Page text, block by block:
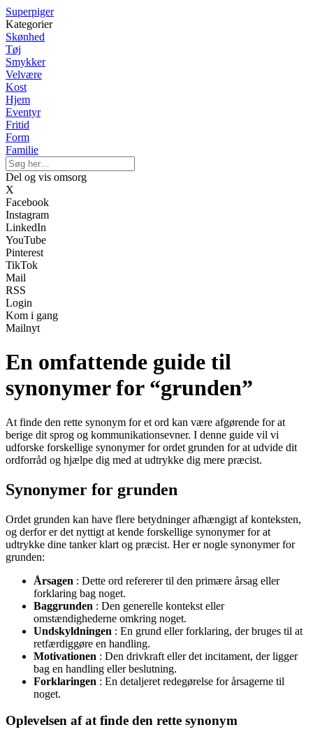
Superpiger
Kategorier
Skønhed
Tøj
Smykker
Velvære
Kost
Hjem
Eventyr
Fritid
Form
Familie
Del og vis omsorg
X
Facebook
Instagram
LinkedIn
YouTube
Pinterest
TikTok
Mail
RSS
Login
Kom i gang
Mailnyt
En omfattende guide til
synonymer for “grunden”
At finde den rette synonym for et ord kan være afgørende for at
berige dit sprog og kommunikationsevner. I denne guide vil vi
udforske forskellige synonymer for ordet grunden for at udvide dit
ordforråd og hjælpe dig med at udtrykke dig mere præcist.
Synonymer for grunden
Ordet grunden kan have flere betydninger afhængigt af konteksten,
og derfor er det nyttigt at kende forskellige synonymer for at
udtrykke dine tanker klart og præcist. Her er nogle synonymer for
grunden:
Årsagen : Dette ord refererer til den primære årsag eller
forklaring bag noget.
Baggrunden : Den generelle kontekst eller
omstændighederne omkring noget.
Undskyldningen : En grund eller forklaring, der bruges til at
retfærdiggøre en handling.
Motivationen : Den drivkraft eller det incitament, der ligger
bag en handling eller beslutning.
Forklaringen : En detaljeret redegørelse for årsagerne til
noget.
Oplevelsen af at finde den rette synonym